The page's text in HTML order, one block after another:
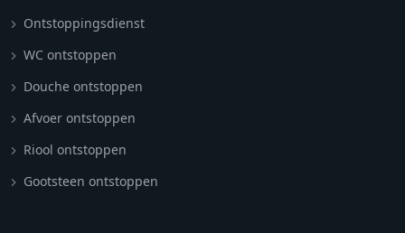
Ontstoppingsdienst
WC ontstoppen
Douche ontstoppen
Afvoer ontstoppen
Riool ontstoppen
Gootsteen ontstoppen